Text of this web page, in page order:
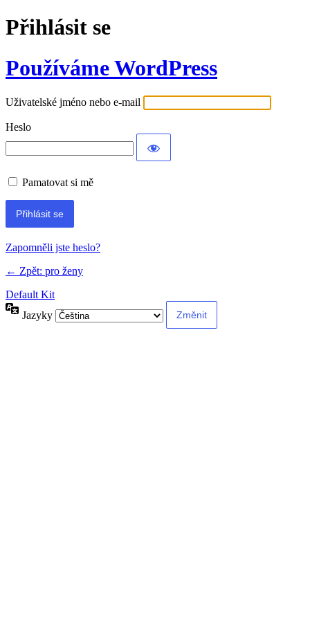
Přihlásit se
Používáme WordPress
Uživatelské jméno nebo e-mail
Heslo
Pamatovat si mě
Zapomněli jste heslo?
← Zpět: pro ženy
Default Kit
Jazyky